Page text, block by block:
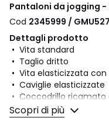
Pantaloni da jogging -
Cod 2345999 / GMU527
Dettagli prodotto
• Vita standard
• Taglio dritto
• Vita elasticizzata con
• Caviglie elasticizzate
• Coccodrillo
Composizione e
Scopri di più